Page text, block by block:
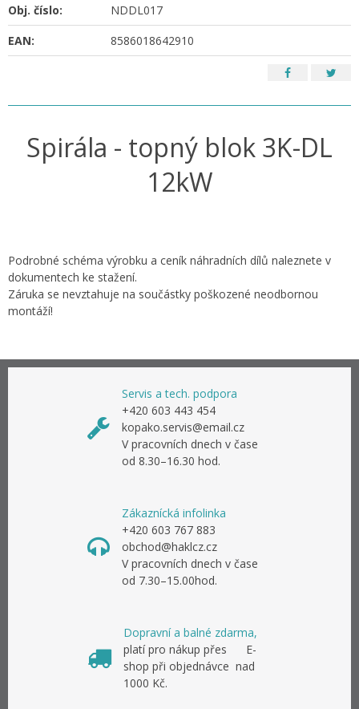
Obj. číslo:
NDDL017
EAN:
8586018642910
Spirála - topný blok 3K-DL
12kW
Podrobné schéma výrobku a ceník náhradních dílů naleznete v
dokumentech ke stažení.
Záruka se nevztahuje na součástky poškozené neodbornou
montáží!
Servis a tech. podpora
+420 603 443 454
kopako.servis@email.cz
V pracovních dnech v čase
od 8.30–16.30 hod.
Zákaznícká infolinka
+420 603 767 883
obchod@haklcz.cz
V pracovních dnech v čase
od 7.30–15.00hod.
Dopravní a balné zdarma,
platí pro nákup přes E-
shop při objednávce nad
1000 Kč.